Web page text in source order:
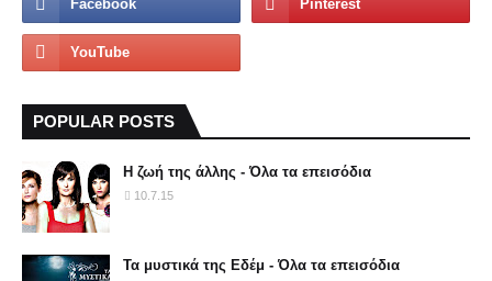
POPULAR POSTS
Η ζωή της άλλης - Όλα τα επεισόδια
10.7.15
Τα μυστικά της Εδέμ - Όλα τα επεισόδια